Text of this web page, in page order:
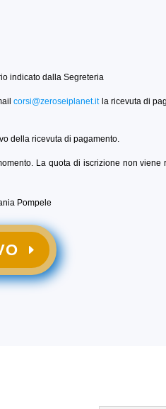
indicato dalla Segreteria
corsi@zeroseiplanet.itla ricevuta di
della ricevuta di pagamento.
La quota di iscrizione non viene
Pompele